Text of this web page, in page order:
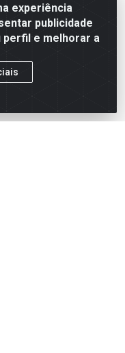
experiência
publicidade
perfil e melhorar a